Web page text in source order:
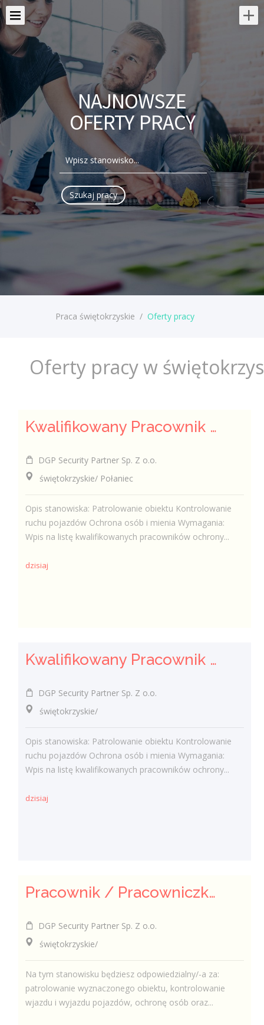
NAJNOWSZE
OFERTY PRACY
Praca świętokrzyskie / Oferty pracy
Oferty pracy w
Kwalifikowany Pracownik Ochrony z Pozwoleniem na Broń (K/M)
DGP Security Partner Sp. Z o.o.
świętokrzyskie/ Połaniec
Opis stanowiska: Patrolowanie obiektu Kontrolowanie
ruchu pojazdów Ochrona osób i mienia Wymagania:
Wpis na listę kwalifikowanych pracowników ochrony...
dzisiaj
Kwalifikowany Pracownik Ochrony z Pozwoleniem na Broń (K/M)
DGP Security Partner Sp. Z o.o.
świętokrzyskie/
Opis stanowiska: Patrolowanie obiektu Kontrolowanie
ruchu pojazdów Ochrona osób i mienia Wymagania:
Wpis na listę kwalifikowanych pracowników ochrony...
dzisiaj
Pracownik / Pracowniczka Ochrony z Pozwoleniem na Broń
DGP Security Partner Sp. Z o.o.
świętokrzyskie/
Na tym stanowisku będziesz odpowiedzialny/-a za:
patrolowanie wyznaczonego obiektu, kontrolowanie
wjazdu i wyjazdu pojazdów, ochronę osób oraz...